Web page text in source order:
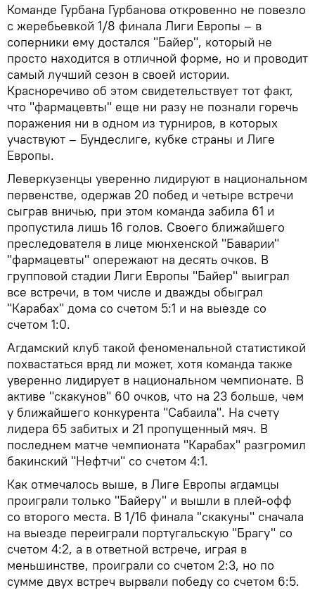
Команде Гурбана Гурбанова откровенно не повезло
с жеребьевкой 1/8 финала Лиги Европы – в
соперники ему достался "Байер", который не
просто находится в отличной форме, но и проводит
самый лучший сезон в своей истории.
Красноречиво об этом свидетельствует тот факт,
что "фармацевты" еще ни разу не познали горечь
поражения ни в одном из турниров, в которых
участвуют – Бундеслиге, кубке страны и Лиге
Европы.
Леверкузенцы уверенно лидируют в национальном
первенстве, одержав 20 побед и четыре встречи
сыграв вничью, при этом команда забила 61 и
пропустила лишь 16 голов. Своего ближайшего
преследователя в лице мюнхенской "Баварии"
"фармацевты" опережают на десять очков. В
групповой стадии Лиги Европы "Байер" выиграл
все встречи, в том числе и дважды обыграл
"Карабах" дома со счетом 5:1 и на выезде со
счетом 1:0.
Агдамский клуб такой феноменальной статистикой
похвастаться вряд ли может, хотя команда также
уверенно лидирует в национальном чемпионате. В
активе "скакунов" 60 очков, что на 23 больше, чем
у ближайшего конкурента "Сабаила". На счету
лидера 65 забитых и 21 пропущенный мяч. В
последнем матче чемпионата "Карабах" разгромил
бакинский "Нефтчи" со счетом 4:1.
Как отмечалось выше, в Лиге Европы агдамцы
проиграли только "Байеру" и вышли в плей-офф
со второго места. В 1/16 финала "скакуны" сначала
на выезде переиграли португальскую "Брагу" со
счетом 4:2, а в ответной встрече, играя в
меньшинстве, проиграли со счетом 2:3, но по
сумме двух встреч вырвали победу со счетом 6:5.